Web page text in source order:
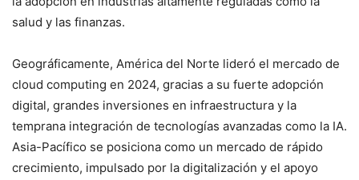
salud y las finanzas.
Geográficamente, América del Norte lideró el mercado de
cloud computing en 2024, gracias a su fuerte adopción
digital, grandes inversiones en infraestructura y la
temprana integración de tecnologías avanzadas como la IA.
Asia-Pacífico se posiciona como un mercado de rápido
crecimiento, impulsado por la digitalización y el apoyo